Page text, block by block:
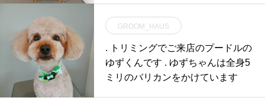
GROOM_HAUS
. トリミングでご来店のプードルの
ゆずくんです . ゆずちゃんは全身5
ミリのバリカンをかけています